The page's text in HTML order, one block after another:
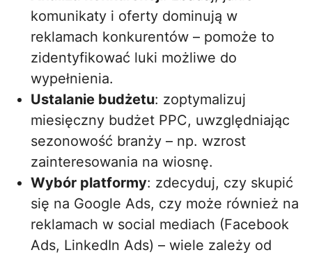
komunikaty i oferty dominują w
reklamach konkurentów – pomoże to
zidentyfikować luki możliwe do
wypełnienia.
Ustalanie budżetu: zoptymalizuj
miesięczny budżet PPC, uwzględniając
sezonowość branży – np. wzrost
zainteresowania na wiosnę.
Wybór platformy: zdecyduj, czy skupić
się na Google Ads, czy może również na
reklamach w social mediach (Facebook
Ads, LinkedIn Ads) – wiele zależy od